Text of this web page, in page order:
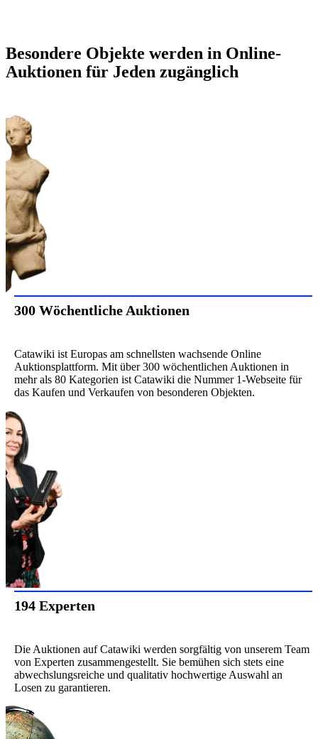
Besondere Objekte werden in Online-
Auktionen für Jeden zugänglich
300 Wöchentliche Auktionen
Catawiki ist Europas am schnellsten wachsende Online
Auktionsplattform. Mit über 300 wöchentlichen Auktionen in
mehr als 80 Kategorien ist Catawiki die Nummer 1-Webseite für
das Kaufen und Verkaufen von besonderen Objekten.
194 Experten
Die Auktionen auf Catawiki werden sorgfältig von unserem Team
von Experten zusammengestellt. Sie bemühen sich stets eine
abwechslungsreiche und qualitativ hochwertige Auswahl an
Losen zu garantieren.